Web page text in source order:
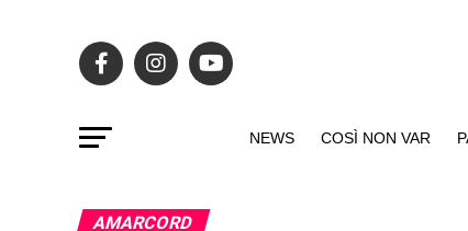
NEWS COSÌ NON VAR
AMARCORD